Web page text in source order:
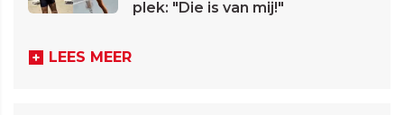
plek: "Die is van mij!"
LEES MEER